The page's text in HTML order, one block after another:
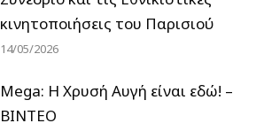
κινητοποιήσεις του Παρισιού
14/05/2026
Mega: Η Χρυσή Αυγή είναι εδώ! –
ΒΙΝΤΕΟ